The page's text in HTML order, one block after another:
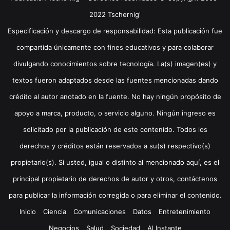
2022 Tschernig'
Especificación y descargo de responsabilidad: Esta publicación fue
compartida únicamente con fines educativos y para colaborar
divulgando conocimientos sobre tecnología. La(s) imagen(es) y
textos fueron adaptados desde las fuentes mencionadas dando
crédito al autor anotado en la fuente. No hay ningún propósito de
apoyo a marca, producto, o servicio alguno. Ningún ingreso es
solicitado por la publicación de este contenido. Todos los
derechos y créditos están reservados a su(s) respectivo(s)
propietario(s). Si usted, igual o distinto al mencionado aquí, es el
principal propietario de derechos de autor y otros, contáctenos
para publicar la información corregida o para eliminar el contenido.
Inicio
Ciencia Comunicaciones Datos
Entretenimiento
Negocios
Salud Sociedad Al Instante